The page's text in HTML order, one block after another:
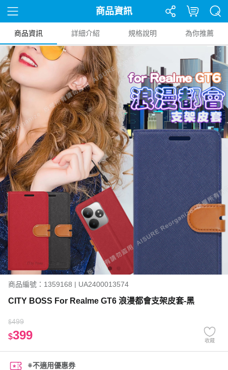
商品資訊
商品資訊 詳細介紹 規格說明 為你推薦
商品編號：1359168 | UA2400013574
CITY BOSS For Realme GT6 浪漫都會支架皮套-黑
$499
$399 收藏
※不適用優惠券